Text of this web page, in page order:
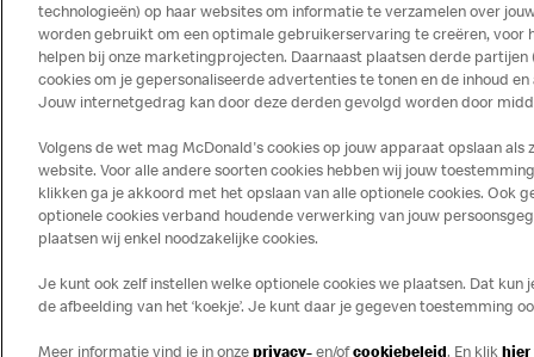
Disclaimer Privacy Cookies
technologieën) op haar websites om informatie te verzamelen over
worden gebruikt om een optimale gebruikerservaring te creëren, voor
helpen bij onze marketingprojecten. Daarnaast plaatsen derde
cookies om je gepersonaliseerde advertenties te tonen en de inhoud
Jouw internetgedrag kan door deze derden gevolgd worden door
Volgens de wet mag McDonald's cookies op jouw apparaat opslaan
website. Voor alle andere soorten cookies hebben wij jouw
klikken ga je akkoord met het opslaan van alle optionele cookies. Ook
optionele cookies verband houdende verwerking van jouw
plaatsen wij enkel noodzakelijke cookies.
Je kunt ook zelf instellen welke optionele cookies we plaatsen. Dat
de afbeelding van het ‘koekje’. Je kunt daar je gegeven toestemming